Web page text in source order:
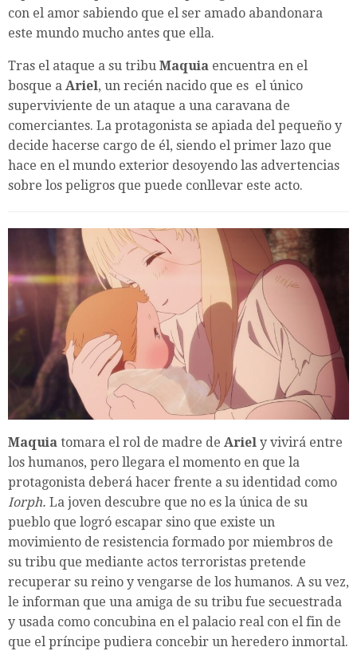
con el amor sabiendo que el ser amado abandonara
este mundo mucho antes que ella.
Tras el ataque a su tribu Maquia encuentra en el
bosque a Ariel, un recién nacido que es el único
superviviente de un ataque a una caravana de
comerciantes. La protagonista se apiada del pequeño y
decide hacerse cargo de él, siendo el primer lazo que
hace en el mundo exterior desoyendo las advertencias
sobre los peligros que puede conllevar este acto.
Maquia tomara el rol de madre de Ariel y vivirá entre
los humanos, pero llegara el momento en que la
protagonista deberá hacer frente a su identidad como
Iorph. La joven descubre que no es la única de su
pueblo que logró escapar sino que existe un
movimiento de resistencia formado por miembros de
su tribu que mediante actos terroristas pretende
recuperar su reino y vengarse de los humanos. A su vez,
le informan que una amiga de su tribu fue secuestrada
y usada como concubina en el palacio real con el fin de
que el príncipe pudiera concebir un heredero inmortal.